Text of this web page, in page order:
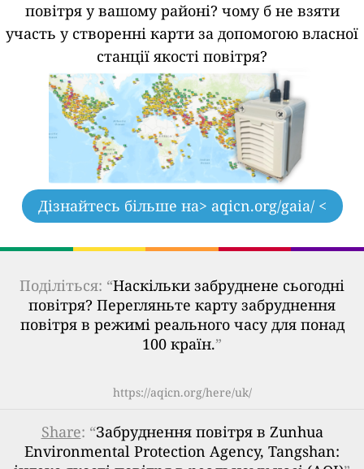
повітря у вашому районі? чому б не взяти
участь у створенні карти за допомогою власної
станції якості повітря?
Дізнайтесь більше на> aqicn.org/gaia/ <
Поділіться: “Наскільки забруднене сьогодні
повітря? Перегляньте карту забруднення
повітря в режимі реального часу для понад
100 країн.”
https://aqicn.org/here/uk/
Share: “Забруднення повітря в Zunhua
Environmental Protection Agency, Tangshan: